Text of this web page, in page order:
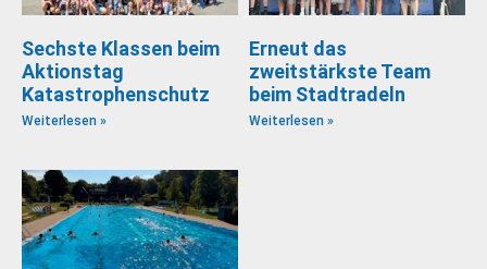
Sechste Klassen beim
Aktionstag
Katastrophenschutz
Weiterlesen »
Erneut das
zweitstärkste Team
beim Stadtradeln
Weiterlesen »